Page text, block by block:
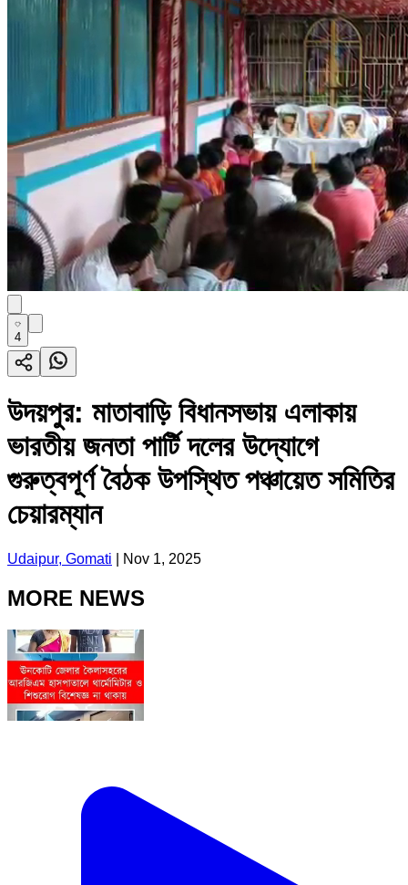
4
উদয়পুর: মাতাবাড়ি বিধানসভায় এলাকায়
ভারতীয় জনতা পার্টি দলের উদ্যোগে
গুরুত্বপূর্ণ বৈঠক উপস্থিত পঞ্চায়েত সমিতির
চেয়ারম্যান
Udaipur, Gomati Nov 1, 2025
MORE NEWS